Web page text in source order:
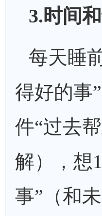
3.时间
每天睡
得好的事
件“过去
解），想
事”（和